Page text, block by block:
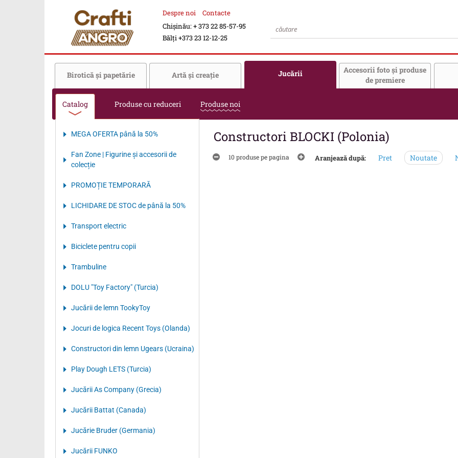
Despre noi
Contacte
Chișinău: + 373 22 85-57-95
Bălți +373 23 12-12-25
Birotică şi papetărie Artă şi creaţie Jucării
Accesorii foto şi produse
de premiere
Catalog Produse cu reduceri Produse noi
MEGA OFERTA până la 50%
Fan Zone | Figurine și accesorii de
colecție
PROMOȚIE TEMPORARĂ
LICHIDARE DE STOC de până la 50%
Transport electriс
Biciclete pentru copii
Trambuline
DOLU "Toy Factory" (Turcia)
Jucării de lemn TookyToy
Jocuri de logica Recent Toys (Olanda)
Constructori din lemn Ugears (Ucraina)
Play Dough LETS (Turcia)
Jucării As Company (Grecia)
Jucării Battat (Canada)
Jucărie Bruder (Germania)
Jucării FUNKO
Constructori BLOCKI (Polonia)
10 produse pe pagina Aranjează după: Pret Noutate